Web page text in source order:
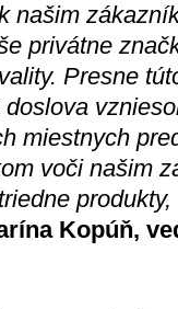
našim
privátne
Presne
miestnych
voči našim
Kopúň,